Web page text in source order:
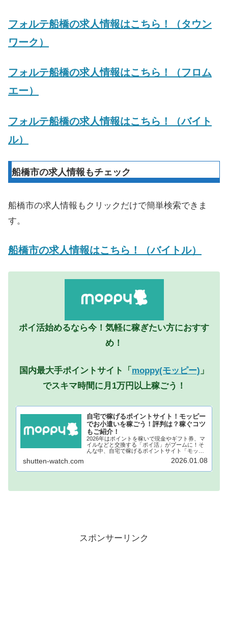
フォルテ船橋の求人情報はこちら！（タウン
ワーク）
フォルテ船橋の求人情報はこちら！（フロム
エー）
フォルテ船橋の求人情報はこちら！（バイト
ル）
船橋市の求人情報もチェック
船橋市の求人情報もクリックだけで簡単検索できま
す。
船橋市の求人情報はこちら！（バイトル）
ポイ活始めるなら今！気軽に稼ぎたい方におすす
め！
国内最大手ポイントサイト「 moppy(モッピー) 」
でスキマ時間に月1万円以上稼ごう！
自宅で稼げるポイントサイト！モッピー
でお小遣いを稼ごう！評判は？稼ぐコツ
もご紹介！
2026年はポイントを稼いで現金やギフト券、マ
イルなどと交換する「ポイ活」がブームに！そ
んな中、自宅で稼げるポイントサイト「モッピ
ー」が注目されています！モッピーに登録し、
自宅でポイントを稼げば、あなたも月1万円稼ぐ
shutten-watch.com 2026.01.08
スポンサーリンク